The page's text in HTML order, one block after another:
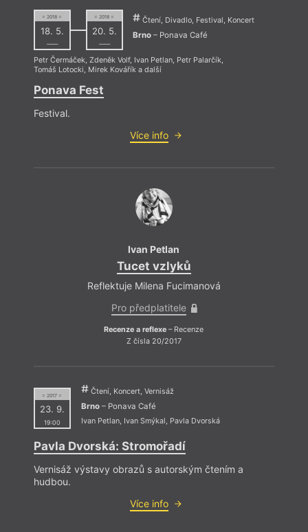
= 2018 =
18. 5.
––––
= 2018 =
20. 5.
––––
Čtení, Divadlo, Festival, Koncert
Brno– Ponava Café
Petr Čermáček, Zdeněk Volf, Ivan Petlan, Petr Palarčík,
Tomáš Lotocki, Mirek Kováříka další
Ponava Fest
Festival.
Více info
Ivan Petlan
Tucet vzlyků
Reflektuje Milena Fucimanová
Pro předplatitele
Recenze a reflexe – Recenze
Z čísla 20/2017
= 2017 =
23. 9.
19:00
Čtení, Koncert, Vernisáž
Brno– Ponava Café
Ivan Petlan, Ivan Smýkal , Pavla Dvorská
Pavla Dvorská: Stromořadí
Vernisáž výstavy obrazů s autorským čtením a
hudbou.
Více info